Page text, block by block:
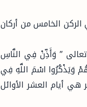
الخامس من أركان
” وَأَذِّنْ فِي النَّاسِ
وَيَذْكُرُوا اسْمَ اللَّهِ فِي
أيام العشر الأوائل